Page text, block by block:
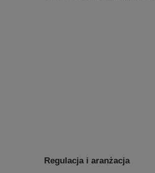
Regulacja i aranżacja